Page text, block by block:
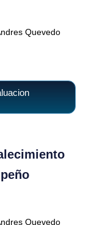
Quevedo
Quevedo